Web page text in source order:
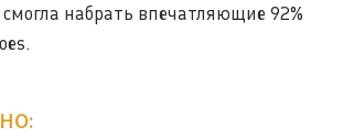
набрать впечатляющие 92%